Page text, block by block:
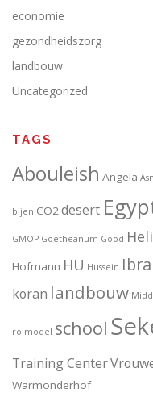
economie
gezondheidszorg
landbouw
Uncategorized
TAGS
Abouleish Angela
bijen CO2desert
GMOP Goetheanum Good
Hofmann HU Hussein
koran landbouw
rolmodel school
Training Center
Warmonderhof